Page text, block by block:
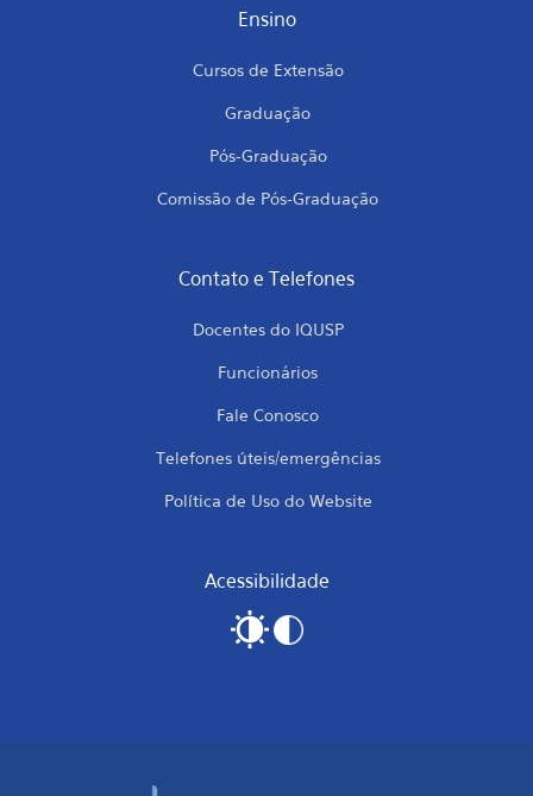
Ensino
Cursos de Extensão
Graduação
Pós-Graduação
Comissão de Pós-Graduação
Contato e Telefones
Docentes do IQUSP
Funcionários
Fale Conosco
Telefones úteis/emergências
Política de Uso do Website
Acessibilidade